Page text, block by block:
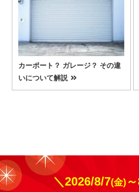
カーポート？ ガレージ？ その違
いについて解説
＼2026/8/7(金)